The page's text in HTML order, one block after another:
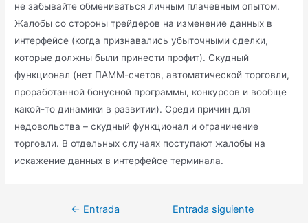
не забывайте обмениваться личным плачевным опытом.
Жалобы со стороны трейдеров на изменение данных в
интерфейсе (когда признавались убыточными сделки,
которые должны были принести профит). Скудный
функционал (нет ПАММ-счетов, автоматической торговли,
проработанной бонусной программы, конкурсов и вообще
какой-то динамики в развитии). Среди причин для
недовольства – скудный функционал и ограничение
торговли. В отдельных случаях поступают жалобы на
искажение данных в интерфейсе терминала.
← Entrada
Entrada siguiente